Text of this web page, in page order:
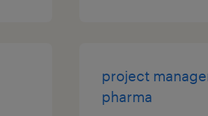
project
pharma